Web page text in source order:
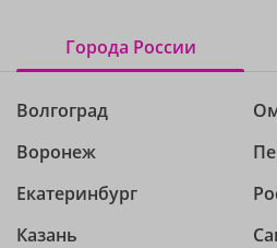
Города России
Волгоград
Воронеж
Екатеринбург
Казань